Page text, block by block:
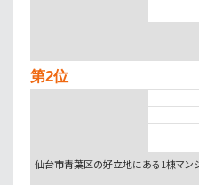
第2位
仙台市青葉区の好立地にある1棟マン